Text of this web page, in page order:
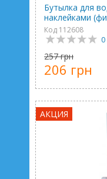
Бутылка для
наклейками
Код 112608
257 грн
206 грн
АКЦИЯ